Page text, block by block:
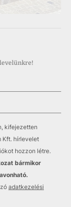
kifejezetten
Kft. hírlevelet
hozzon létre.
bármikor
adatkezelési